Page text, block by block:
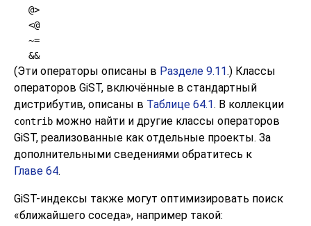
@>
<@
~=
&&
(Эти операторы описаны в Разделе 9.11.) Классы
операторов GiST, включённые в стандартный
дистрибутив, описаны в Таблице 64.1. В коллекции
contrib можно найти и другие классы операторов
GiST, реализованные как отдельные проекты. За
дополнительными сведениями обратитесь к
Главе 64.
GiST-индексы также могут оптимизировать поиск
«ближайшего соседа», например такой: